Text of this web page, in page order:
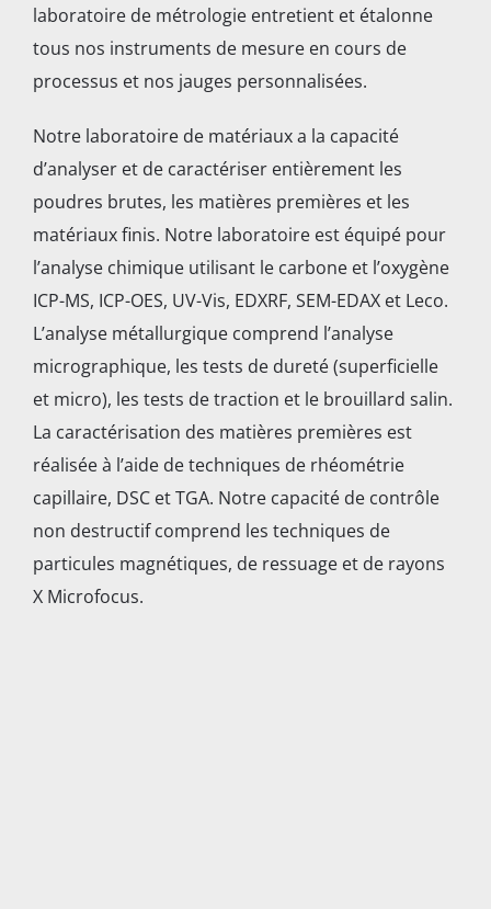
laboratoire de métrologie entretient et étalonne
tous nos instruments de mesure en cours de
processus et nos jauges personnalisées.
Notre laboratoire de matériaux a la capacité
d’analyser et de caractériser entièrement les
poudres brutes, les matières premières et les
matériaux finis. Notre laboratoire est équipé pour
l’analyse chimique utilisant le carbone et l’oxygène
ICP-MS, ICP-OES, UV-Vis, EDXRF, SEM-EDAX et Leco.
L’analyse métallurgique comprend l’analyse
micrographique, les tests de dureté (superficielle
et micro), les tests de traction et le brouillard salin.
La caractérisation des matières premières est
réalisée à l’aide de techniques de rhéométrie
capillaire, DSC et TGA. Notre capacité de contrôle
non destructif comprend les techniques de
particules magnétiques, de ressuage et de rayons
X Microfocus.